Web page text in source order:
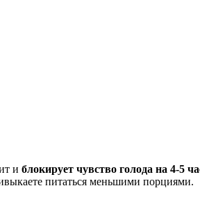
и блокирует чувство голода на 4-5
питаться меньшими порциями.